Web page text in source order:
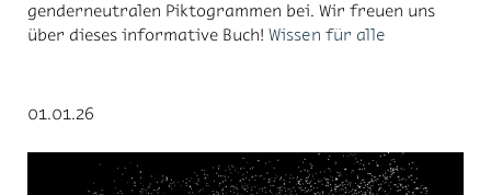
genderneutralen Piktogrammen bei. Wir freuen uns
über dieses informative Buch! Wissen für alle
01.01.26